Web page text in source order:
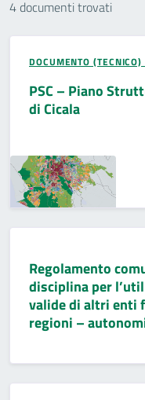
4 documenti trovati
DOCUMENTO
PSC – Piano
di Cicala
Regolamento
disciplina per
valide di altri enti
regioni –